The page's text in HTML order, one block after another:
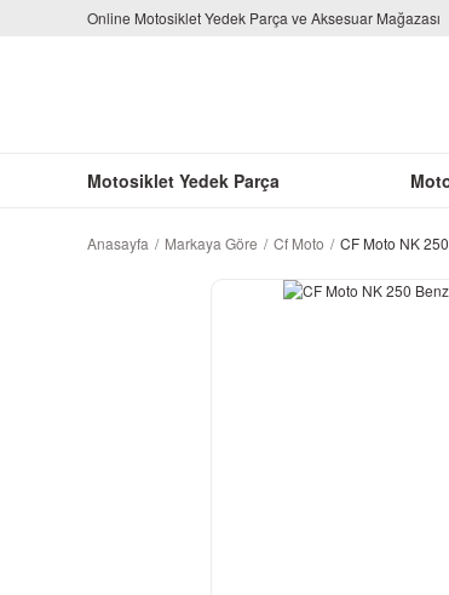
Online Motosiklet Yedek Parça ve Aksesuar Mağazası
Motosiklet Yedek Parça
Anasayfa Markaya Göre Cf Moto CF Moto NK